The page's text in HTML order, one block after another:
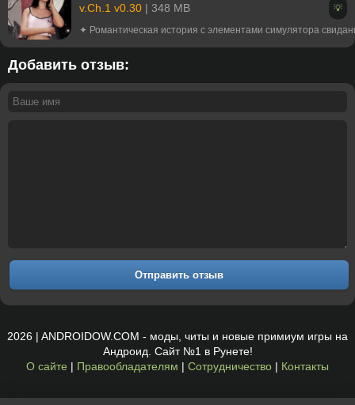
v.Ch.1 v0.30 | 348 MB
✦ Романтическая история с элементами симулятора
💡
Добавить отзыв:
Отправить отзыв
2026 | ANDROIDOW.COM - моды, читы и новые примиум игры на
Андроид. Сайт №1 в Рунете!
О сайте | Правообладателям | Сотрудничество | Контакты